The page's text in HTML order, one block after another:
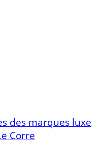
des marques luxe
Corre